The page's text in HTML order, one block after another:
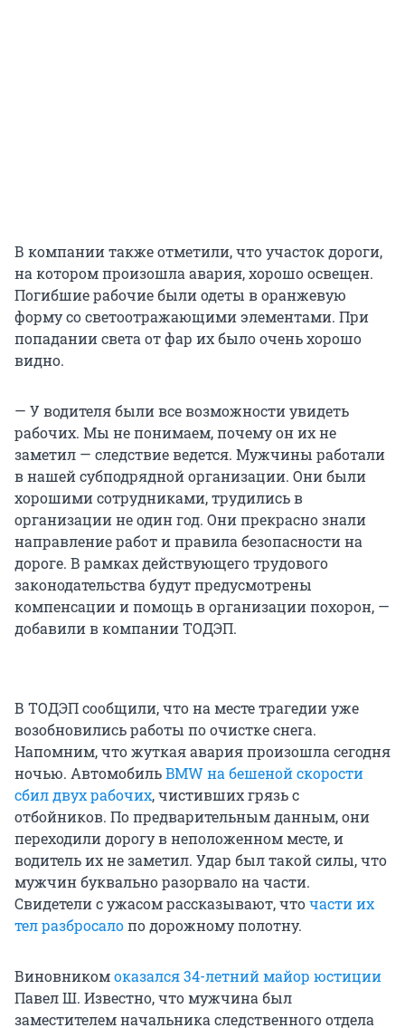
В компании также отметили, что участок дороги,
на котором произошла авария, хорошо освещен.
Погибшие рабочие были одеты в оранжевую
форму со светоотражающими элементами. При
попадании света от фар их было очень хорошо
видно.
— У водителя были все возможности увидеть
рабочих. Мы не понимаем, почему он их не
заметил — следствие ведется. Мужчины работали
в нашей субподрядной организации. Они были
хорошими сотрудниками, трудились в
организации не один год. Они прекрасно знали
направление работ и правила безопасности на
дороге. В рамках действующего трудового
законодательства будут предусмотрены
компенсации и помощь в организации похорон, —
добавили в компании ТОДЭП.
В ТОДЭП сообщили, что на месте трагедии уже
возобновились работы по очистке снега.
Напомним, что жуткая авария произошла сегодня
ночью. АвтомобильBMW на бешеной скорости
сбил двух рабочих, чистивших грязь с
отбойников. По предварительным данным, они
переходили дорогу в неположенном месте, и
водитель их не заметил. Удар был такой силы, что
мужчин буквально разорвало на части.
Свидетели с ужасом рассказывают, чточасти их
тел разбросалопо дорожному полотну.
Виновникомоказался 34-летний майор юстиции
Павел Ш. Известно, что мужчина был
заместителем начальника следственного отдела